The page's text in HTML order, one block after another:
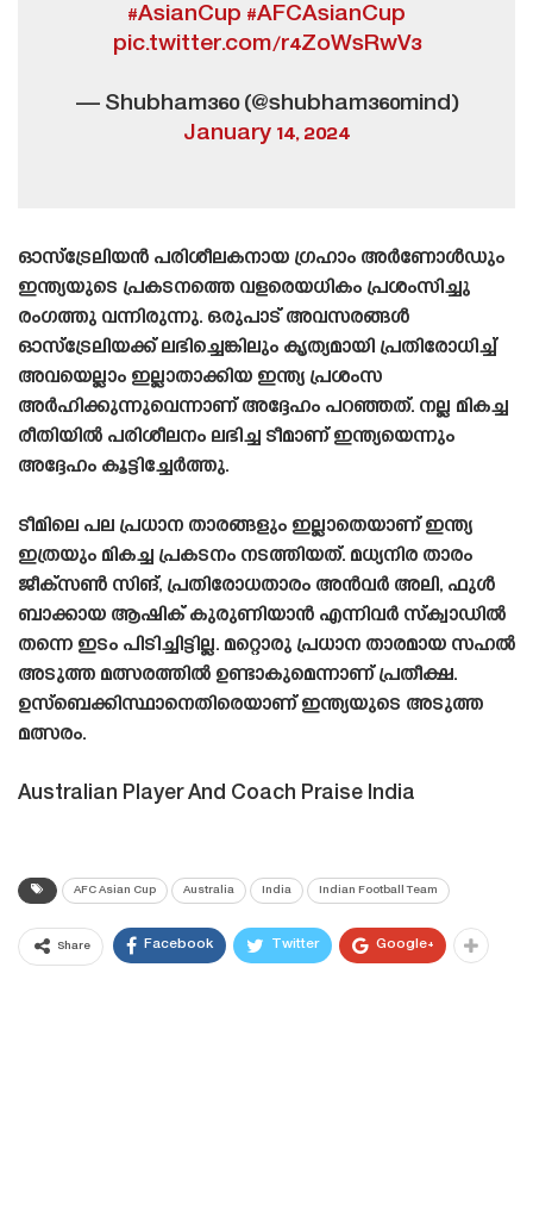
#AsianCup #AFCAsianCup
pic.twitter.com/r4ZoWsRwV3
— Shubham360 (@shubham360mind)
January 14, 2024
ഓസ്‌ട്രേലിയൻ പരിശീലകനായ ഗ്രഹാം അർണോൾഡും
ഇന്ത്യയുടെ പ്രകടനത്തെ വളരെയധികം പ്രശംസിച്ചു
രംഗത്തു വന്നിരുന്നു. ഒരുപാട് അവസരങ്ങൾ
ഓസ്‌ട്രേലിയക്ക് ലഭിച്ചെങ്കിലും കൃത്യമായി പ്രതിരോധിച്ച്
അവയെല്ലാം ഇല്ലാതാക്കിയ ഇന്ത്യ പ്രശംസ
അർഹിക്കുന്നുവെന്നാണ് അദ്ദേഹം പറഞ്ഞത്. നല്ല മികച്ച
രീതിയിൽ പരിശീലനം ലഭിച്ച ടീമാണ് ഇന്ത്യയെന്നും
അദ്ദേഹം കൂട്ടിച്ചേർത്തു.
ടീമിലെ പല പ്രധാന താരങ്ങളും ഇല്ലാതെയാണ് ഇന്ത്യ
ഇത്രയും മികച്ച പ്രകടനം നടത്തിയത്. മധ്യനിര താരം
ജീക്സൺ സിങ്, പ്രതിരോധതാരം അൻവർ അലി, ഫുൾ
ബാക്കായ ആഷിക് കുരുണിയാൻ എന്നിവർ സ്‌ക്വാഡിൽ
തന്നെ ഇടം പിടിച്ചിട്ടില്ല. മറ്റൊരു പ്രധാന താരമായ സഹൽ
അടുത്ത മത്സരത്തിൽ ഉണ്ടാകുമെന്നാണ് പ്രതീക്ഷ.
ഉസ്ബെക്കിസ്ഥാനെതിരെയാണ് ഇന്ത്യയുടെ അടുത്ത
മത്സരം.
Australian Player And Coach Praise India
AFC Asian Cup Australia India Indian Football Team
Share Facebook Twitter Google+